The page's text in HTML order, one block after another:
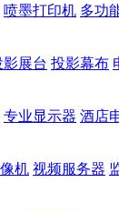
喷墨打印机 多功
影展台 投影幕布
专业显示器 酒店
机 视频服务器